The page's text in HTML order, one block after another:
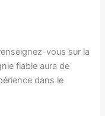
vous sur la
fiable aura de
dans le